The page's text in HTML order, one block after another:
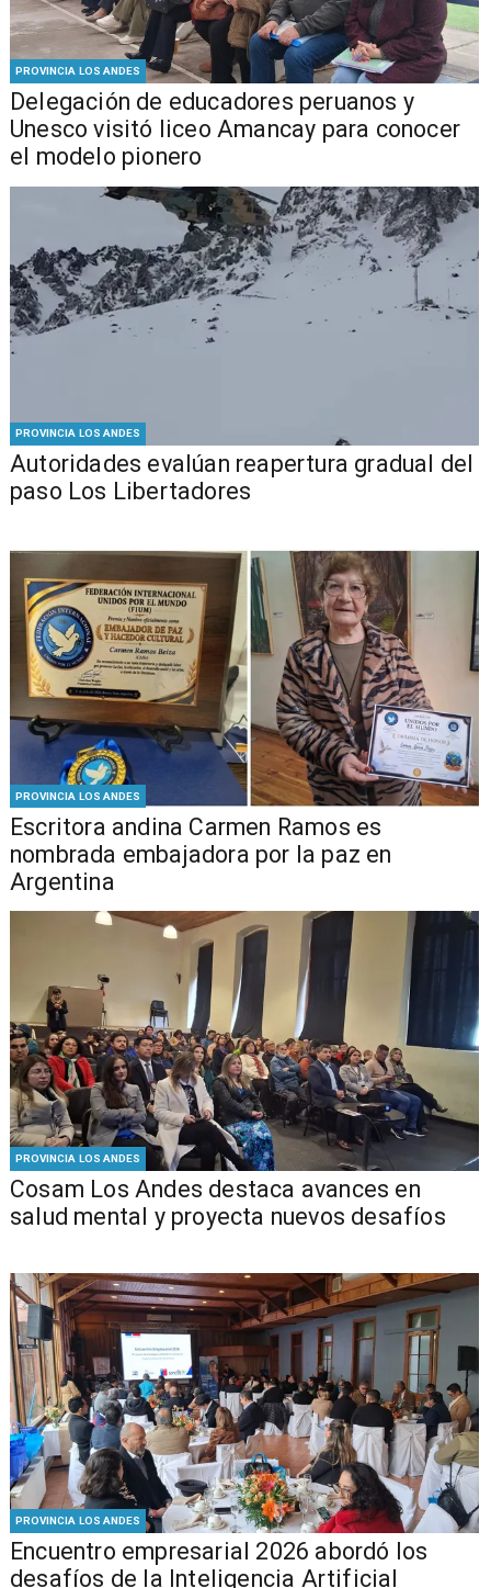
PROVINCIA LOS ANDES
Delegación de educadores peruanos y
Unesco visitó liceo Amancay para conocer
el modelo pionero
PROVINCIA LOS ANDES
​​Autoridades evalúan reapertura gradual del
paso Los Libertadores
PROVINCIA LOS ANDES
Escritora andina Carmen Ramos es
nombrada embajadora por la paz en
Argentina
PROVINCIA LOS ANDES
Cosam Los Andes destaca avances en
salud mental y proyecta nuevos desafíos
PROVINCIA LOS ANDES
Encuentro empresarial 2026 abordó los
desafíos de la Inteligencia Artificial